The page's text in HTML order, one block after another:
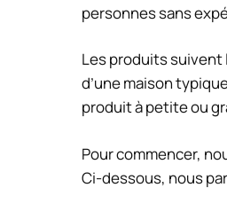
personnes sans
Les produits suivent
d’une maison
produit à petite ou
Pour commencer,
Ci-dessous, nous